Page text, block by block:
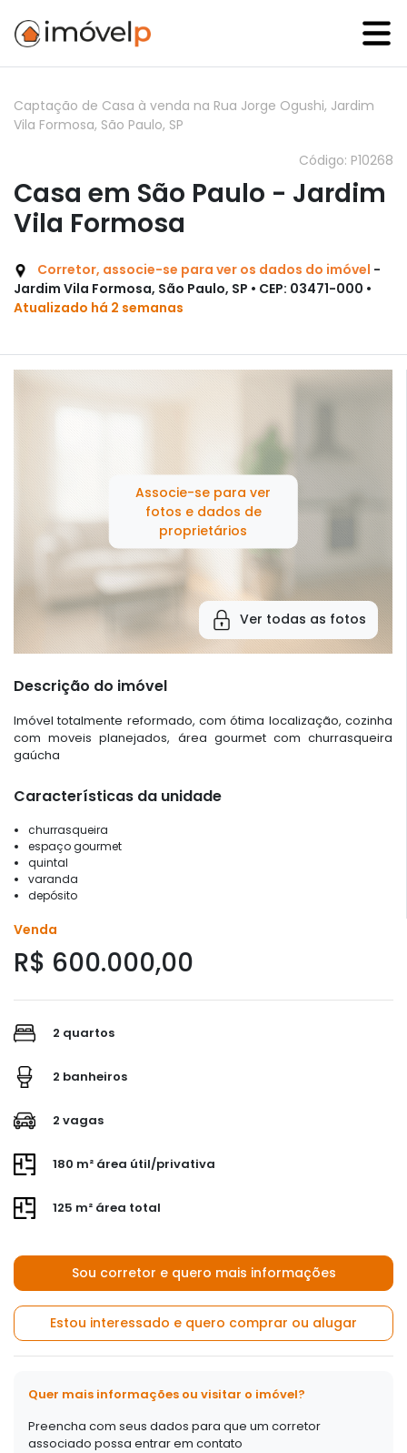
Captação de Casa à venda na Rua Jorge Ogushi, Jardim
Vila Formosa, São Paulo, SP
Código: P10268
Casa em São Paulo - Jardim
Vila Formosa
Corretor, associe-se para ver os dados do imóvel -
Jardim Vila Formosa, São Paulo, SP • CEP: 03471-000 •
Atualizado há 2 semanas
Associe-se para ver
fotos e dados de
proprietários
Ver todas as fotos
Descrição do imóvel
Imóvel totalmente reformado, com ótima localização, cozinha
com moveis planejados, área gourmet com churrasqueira
gaúcha
Características da unidade
churrasqueira
espaço gourmet
quintal
varanda
depósito
Venda
R$ 600.000,00
2 quartos
2 banheiros
2 vagas
180 m² área útil/privativa
125 m² área total
Sou corretor e quero mais informações
Estou interessado e quero comprar ou alugar
Quer mais informações ou visitar o imóvel?
Preencha com seus dados para que um corretor
associado possa entrar em contato